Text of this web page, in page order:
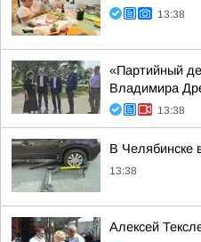
13:38
«Партийный
Владимира
13:38
В Челябинске
13:38
Алексей